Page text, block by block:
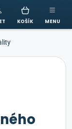
KOŠÍK MENU